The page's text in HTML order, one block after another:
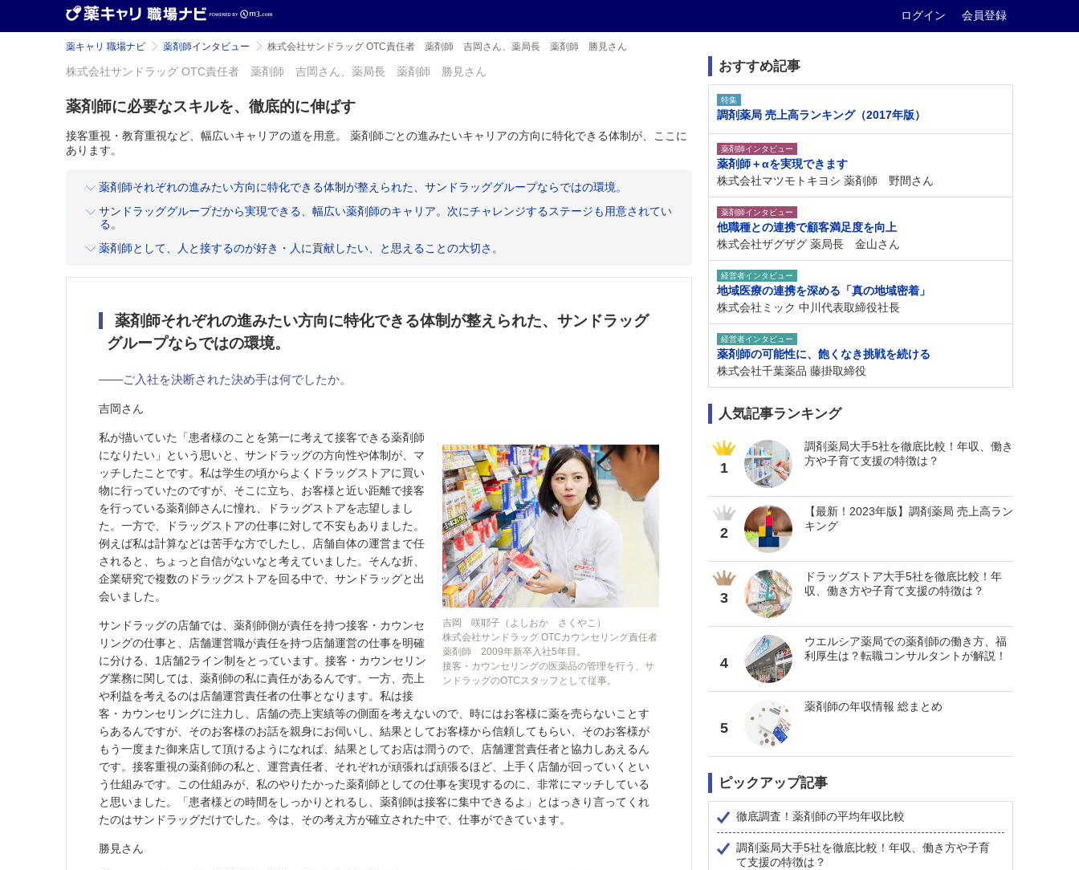
ログイン 会員登録
薬キャリ 職場ナビ 薬剤師インタビュー 株式会社サンドラッグ OTC責任者 薬剤師 吉岡さん、薬局長 薬剤師 勝見さん
株式会社サンドラッグ OTC責任者 薬剤師 吉岡さん、薬局長 薬剤師 勝見さん
薬剤師に必要なスキルを、徹底的に伸ばす
接客重視・教育重視など、幅広いキャリアの道を用意。 薬剤師ごとの進みたいキャリアの方向に特化できる体制が、ここに
あります。
薬剤師それぞれの進みたい方向に特化できる体制が整えられた、サンドラッググループならではの環境。
サンドラッググループだから実現できる、幅広い薬剤師のキャリア。次にチャレンジするステージも用意されてい
る。
薬剤師として、人と接するのが好き・人に貢献したい、と思えることの大切さ。
薬剤師それぞれの進みたい方向に特化できる体制が整えられた、サンドラッグ
グループならではの環境。
――ご入社を決断された決め手は何でしたか。
吉岡さん
吉岡 咲耶子（よしおか さくやこ）
株式会社サンドラッグ OTCカウンセリング責任者
薬剤師 2009年新卒入社5年目。
接客・カウンセリングの医薬品の管理を行う、サ
ンドラッグのOTCスタッフとして従事。
私が描いていた「患者様のことを第一に考えて接客できる薬剤師
になりたい」という思いと、サンドラッグの方向性や体制が、マ
ッチしたことです。私は学生の頃からよくドラッグストアに買い
物に行っていたのですが、そこに立ち、お客様と近い距離で接客
を行っている薬剤師さんに憧れ、ドラッグストアを志望しまし
た。一方で、ドラッグストアの仕事に対して不安もありました。
例えば私は計算などは苦手な方でしたし、店舗自体の運営まで任
されると、ちょっと自信がないなと考えていました。そんな折、
企業研究で複数のドラッグストアを回る中で、サンドラッグと出
会いました。
サンドラッグの店舗では、薬剤師側が責任を持つ接客・カウンセ
リングの仕事と、店舗運営職が責任を持つ店舗運営の仕事を明確
に分ける、1店舗2ライン制をとっています。接客・カウンセリン
グ業務に関しては、薬剤師の私に責任があるんです。一方、売上
や利益を考えるのは店舗運営責任者の仕事となります。私は接
客・カウンセリングに注力し、店舗の売上実績等の側面を考えないので、時にはお客様に薬を売らないことす
らあるんですが、そのお客様のお話を親身にお伺いし、結果としてお客様から信頼してもらい、そのお客様が
もう一度また御来店して頂けるようになれば、結果としてお店は潤うので、店舗運営責任者と協力しあえるん
です。接客重視の薬剤師の私と、運営責任者、それぞれが頑張れば頑張るほど、上手く店舗が回っていくとい
う仕組みです。この仕組みが、私のやりたかった薬剤師としての仕事を実現するのに、非常にマッチしている
と思いました。「患者様との時間をしっかりとれるし、薬剤師は接客に集中できるよ」とはっきり言ってくれ
たのはサンドラッグだけでした。今は、その考え方が確立された中で、仕事ができています。
勝見さん
おすすめ記事
特集
調剤薬局 売上高ランキング（2017年版）
薬剤師インタビュー
薬剤師＋αを実現できます
株式会社マツモトキヨシ 薬剤師 野間さん
薬剤師インタビュー
他職種との連携で顧客満足度を向上
株式会社ザグザグ 薬局長 金山さん
経営者インタビュー
地域医療の連携を深める「真の地域密着」
株式会社ミック 中川代表取締役社長
経営者インタビュー
薬剤師の可能性に、飽くなき挑戦を続ける
株式会社千葉薬品 藤掛取締役
人気記事ランキング
1
調剤薬局大手5社を徹底比較！年収、働き
方や子育て支援の特徴は？
2
【最新！2023年版】調剤薬局 売上高ラン
キング
3
ドラッグストア大手5社を徹底比較！年
収、働き方や子育て支援の特徴は？
4
ウエルシア薬局での薬剤師の働き方、福
利厚生は？転職コンサルタントが解説！
5
薬剤師の年収情報 総まとめ
ピックアップ記事
徹底調査！薬剤師の平均年収比較
調剤薬局大手5社を徹底比較！年収、働き方や子育
て支援の特徴は？